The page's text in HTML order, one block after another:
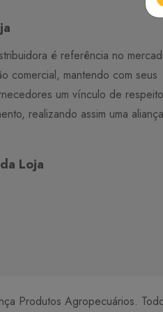
é referência no
comercial, mantendo com seus
um vínculo de
realizando assim uma aliança
Loja
Produtos Agropecuários.